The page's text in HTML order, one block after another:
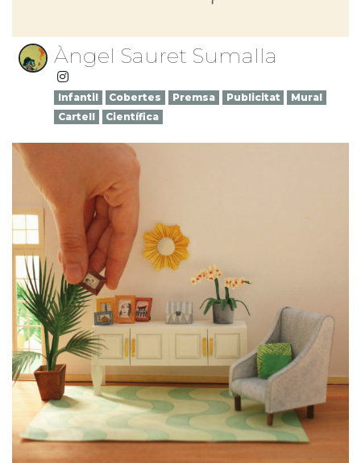
Àngel Sauret Sumalla
Infantil Cobertes Premsa Publicitat
Mural
Cartell
Científica